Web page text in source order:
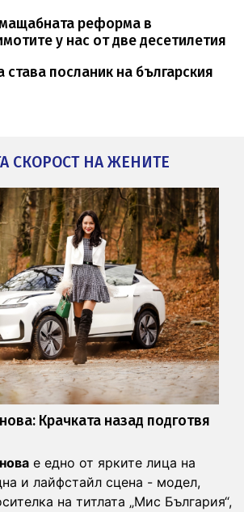
реформа в
у нас от две десетилетия
посланик на българския
СКОРОСТ НА ЖЕНИТЕ
Крачката назад подготвя
е едно от ярките лица на
и лайфстайл сцена - модел,
на титлата „Мис България“,